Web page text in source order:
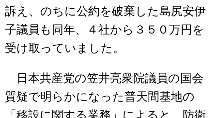
訴え、のちに公約を破棄した島尻安伊
子議員も同年、４社から３５０万円を
受け取っていました。
日本共産党の笠井亮衆院議員の国会
質疑で明らかになった普天間基地の
「移設に関する業務」によると、防衛